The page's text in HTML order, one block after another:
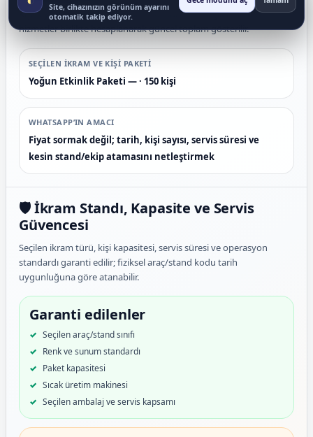
Kişi sayısı, etkinlik ilçesi, dahil servis süresi ve seçilen ücretli ek
hizmetler birlikte hesaplanarak güncel toplam gösterilir.
SEÇILEN IKRAM VE KIŞI PAKETI
Yoğun Etkinlik Paketi — · 150 kişi
WHATSAPP’IN AMACI
Fiyat sormak değil; tarih, kişi sayısı, servis süresi ve
kesin stand/ekip atamasını netleştirmek
🛡️ İkram Standı, Kapasite ve Servis
Güvencesi
Seçilen ikram türü, kişi kapasitesi, servis süresi ve operasyon
standardı garanti edilir; fiziksel araç/stand kodu tarih
uygunluğuna göre atanabilir.
Garanti edilenler
Seçilen araç/stand sınıfı
Renk ve sunum standardı
Paket kapasitesi
Sıcak üretim makinesi
Seçilen ambalaj ve servis kapsamı
Site, cihazınızın görünüm ayarını
otomatik takip ediyor.